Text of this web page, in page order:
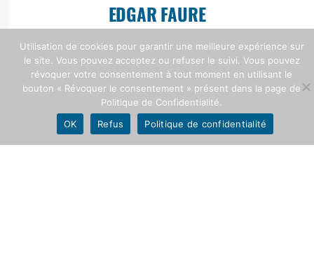
EDGAR FAURE
Portrait
Bibliographie
Utilisation de cookies pour garantir une meilleure expérience sur
le site. Vous pouvez acceptez ou refuser le suivi. Vous pouvez
révoquer votre consentement à tout moment en utilisant le
bouton « Révoquer le consentement » présent dans la page de
Politique de Confidentialité.
OK
Refus Politique de confidentialité